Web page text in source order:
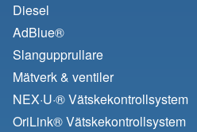
Diesel
AdBlue®
Slangupprullare
Mätverk & ventiler
NEX·U·® Vätskekontrollsystem
OriLink® Vätskekontrollsystem